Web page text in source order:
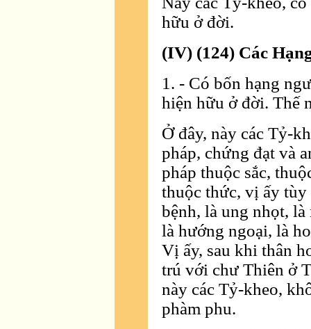
hữu ở đời.
(IV) (124) Các
1. - Có bốn hạng
hiện hữu ở đời. Thế
Ở đây, này các Tỷ-
pháp, chứng đạt và
pháp thuộc sắc,
thuộc thức, vị ấy
bệnh, là ung nhọt, là
là hướng ngoại, là
Vị ấy, sau khi thân
trú với chư Thiên ở
này các Tỷ-kheo,
phàm phu.